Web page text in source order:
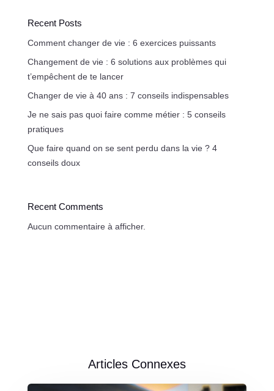
Recent Posts
Comment changer de vie : 6 exercices puissants
Changement de vie : 6 solutions aux problèmes qui
t’empêchent de te lancer
Changer de vie à 40 ans : 7 conseils indispensables
Je ne sais pas quoi faire comme métier : 5 conseils
pratiques
Que faire quand on se sent perdu dans la vie ? 4
conseils doux
Recent Comments
Aucun commentaire à afficher.
Articles Connexes